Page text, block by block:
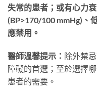
失常的患者；或有心力
(BP>170/100 mmHg)、
應禁用。
醫師溫馨提示： 除外禁
障礙的首選；至於選擇
患者的需要。